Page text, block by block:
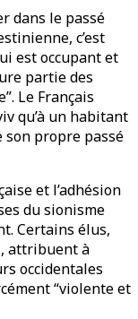
dans le passé
c’est
est occupant et
partie des
Le Français
qu’à un habitant
son propre passé
et l’adhésion
du sionisme
Certains élus,
attribuent à
occidentales
“violente et